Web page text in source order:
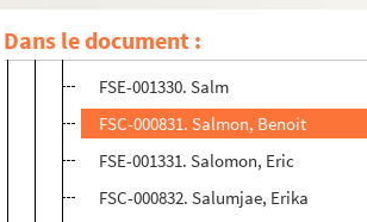
Dans le document :
FSC-000829. Salanson, Fabrice
FSC-000830. Saligari, Marco
FSE-001330. Salm
FSC-000831. Salmon, Benoit
FSE-001331. Salomon, Eric
FSC-000832. Salumjae, Erika